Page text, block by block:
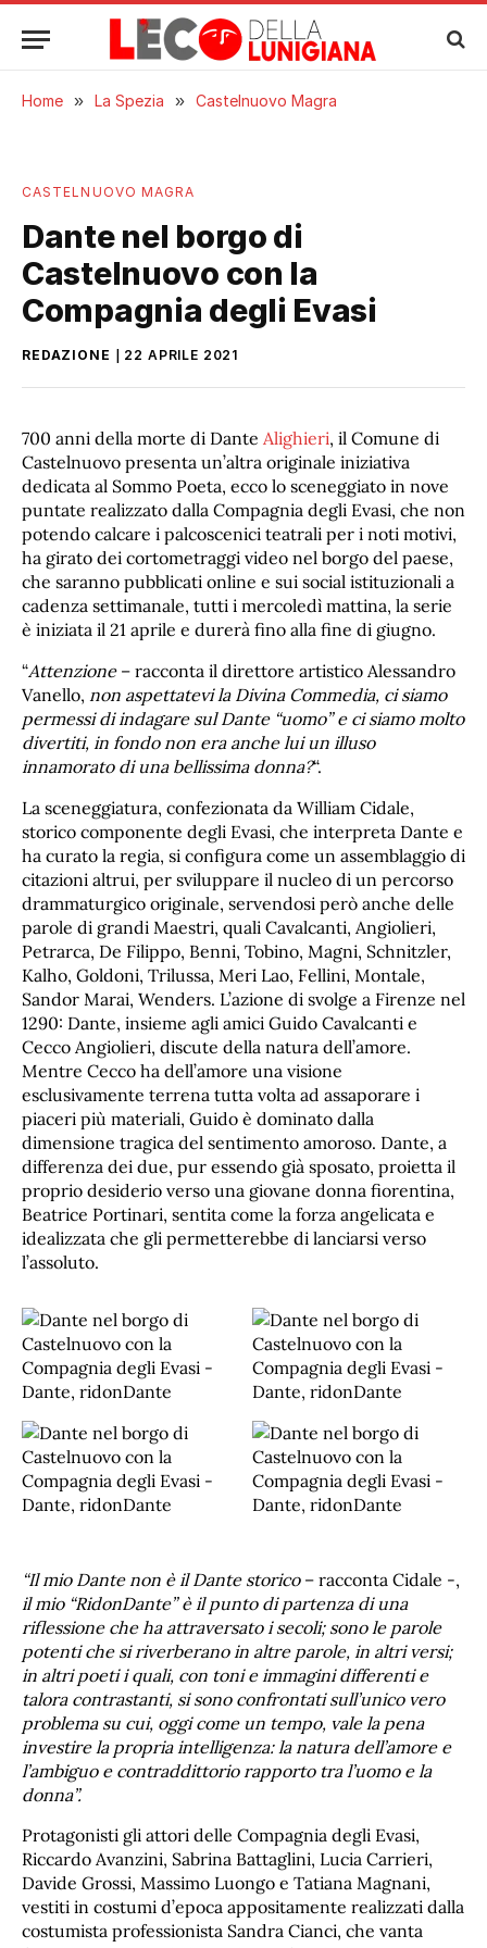
Home » La Spezia » Castelnuovo Magra
CASTELNUOVO MAGRA
Dante nel borgo di
Castelnuovo con la
Compagnia degli Evasi
REDAZIONE 22 APRILE 2021
700 anni della morte di Dante Alighieri, il Comune di
Castelnuovo presenta un’altra originale iniziativa
dedicata al Sommo Poeta, ecco lo sceneggiato in nove
puntate realizzato dalla Compagnia degli Evasi, che non
potendo calcare i palcoscenici teatrali per i noti motivi,
ha girato dei cortometraggi video nel borgo del paese,
che saranno pubblicati online e sui social istituzionali a
cadenza settimanale, tutti i mercoledì mattina, la serie
è iniziata il 21 aprile e durerà fino alla fine di giugno.
“Attenzione– racconta il direttore artistico Alessandro
Vanello, non aspettatevi la Divina Commedia, ci siamo
permessi di indagare sul Dante “uomo” e ci siamo molto
divertiti, in fondo non era anche lui un illuso
innamorato di una bellissima donna?“.
La sceneggiatura, confezionata da William Cidale,
storico componente degli Evasi, che interpreta Dante e
ha curato la regia, si configura come un assemblaggio di
citazioni altrui, per sviluppare il nucleo di un percorso
drammaturgico originale, servendosi però anche delle
parole di grandi Maestri, quali Cavalcanti, Angiolieri,
Petrarca, De Filippo, Benni, Tobino, Magni, Schnitzler,
Kalho, Goldoni, Trilussa, Meri Lao, Fellini, Montale,
Sandor Marai, Wenders. L’azione di svolge a Firenze nel
1290: Dante, insieme agli amici Guido Cavalcanti e
Cecco Angiolieri, discute della natura dell’amore.
Mentre Cecco ha dell’amore una visione
esclusivamente terrena tutta volta ad assaporare i
piaceri più materiali, Guido è dominato dalla
dimensione tragica del sentimento amoroso. Dante, a
differenza dei due, pur essendo già sposato, proietta il
proprio desiderio verso una giovane donna fiorentina,
Beatrice Portinari, sentita come la forza angelicata e
idealizzata che gli permetterebbe di lanciarsi verso
l’assoluto.
“Il mio Dante non è il Dante storico– racconta Cidale -,
il mio “RidonDante” è il punto di partenza di una
riflessione che ha attraversato i secoli; sono le parole
potenti che si riverberano in altre parole, in altri versi;
in altri poeti i quali, con toni e immagini differenti e
talora contrastanti, si sono confrontati sull’unico vero
problema su cui, oggi come un tempo, vale la pena
investire la propria intelligenza: la natura dell’amore e
l’ambiguo e contraddittorio rapporto tra l’uomo e la
donna”.
Protagonisti gli attori delle Compagnia degli Evasi,
Riccardo Avanzini, Sabrina Battaglini, Lucia Carrieri,
Davide Grossi, Massimo Luongo e Tatiana Magnani,
vestiti in costumi d’epoca appositamente realizzati dalla
costumista professionista Sandra Cianci, che vanta